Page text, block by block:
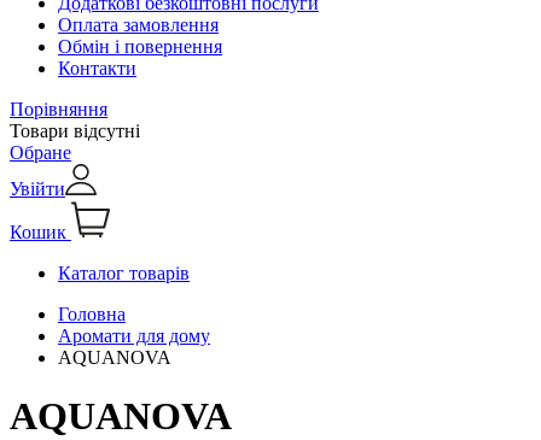
Оплата замовлення
Обмін і повернення
Контакти
Порівняння
Товари відсутні
Обране
Увійти
Кошик
Каталог товарів
Головна
Аромати для дому
AQUANOVA
AQUANOVA